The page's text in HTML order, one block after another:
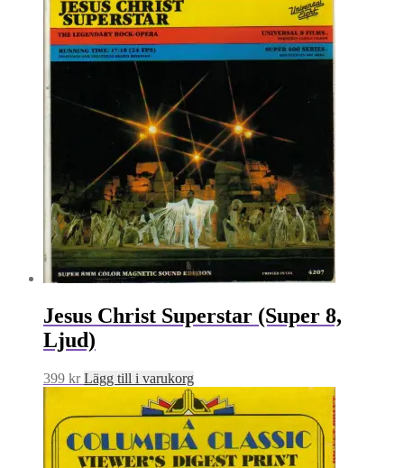
Jesus Christ Superstar (Super 8,
Ljud)
399 kr Lägg till i varukorg